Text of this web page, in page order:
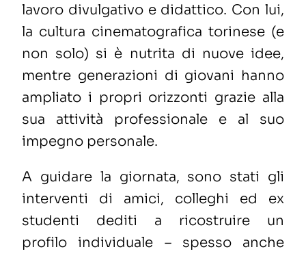
lavoro divulgativo e didattico. Con lui,
la cultura cinematografica torinese (e
non solo) si è nutrita di nuove idee,
mentre generazioni di giovani hanno
ampliato i propri orizzonti grazie alla
sua attività professionale eal suo
impegno personale.
A guidare la giornata, sono stati gli
interventi di amici, colleghi
ed ex
studenti dediti a ricostruire un
profiloindividuale – spesso anche